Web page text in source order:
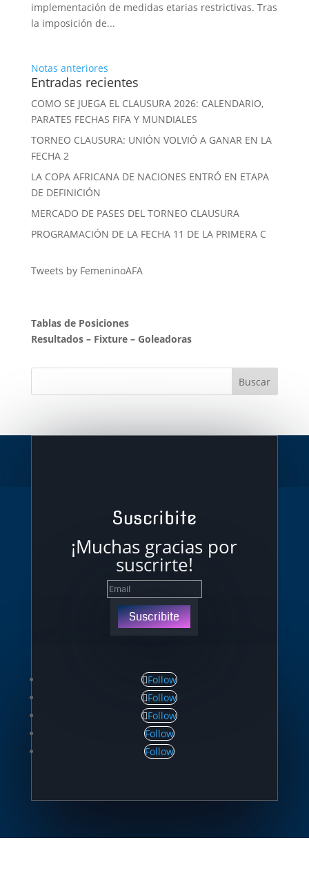
implementación de medidas etarias restrictivas. Tras
la imposición de...
Notas anteriores
Entradas recientes
COMO SE JUEGA EL CLAUSURA 2026: CALENDARIO,
PARATES FECHAS FIFA Y MUNDIALES
TORNEO CLAUSURA: UNIÓN VOLVIÓ A GANAR EN LA
FECHA 2
LA COPA AFRICANA DE NACIONES ENTRÓ EN ETAPA
DE DEFINICIÓN
MERCADO DE PASES DEL TORNEO CLAUSURA
PROGRAMACIÓN DE LA FECHA 11 DE LA PRIMERA C
Tweets by FemeninoAFA
Tablas de Posiciones
Resultados– Fixture– Goleadoras
Suscribite
¡Muchas gracias por
suscrirte!
Suscribite
Follow
Follow
Follow
Follow
Follow